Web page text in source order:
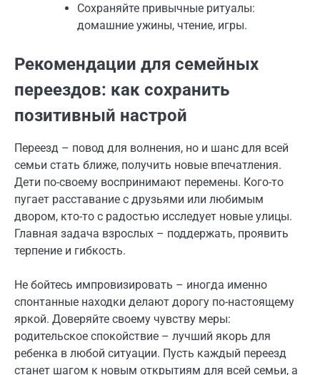
Сохраняйте привычные ритуалы:
домашние ужины, чтение, игры.
Рекомендации для семейных
переездов: как сохранить
позитивный настрой
Переезд – повод для волнения, но и шанс для всей
семьи стать ближе, получить новые впечатления.
Дети по-своему воспринимают перемены. Кого-то
пугает расставание с друзьями или любимым
двором, кто-то с радостью исследует новые улицы.
Главная задача взрослых – поддержать, проявить
терпение и гибкость.
Не бойтесь импровизировать – иногда именно
спонтанные находки делают дорогу по-настоящему
яркой. Доверяйте своему чувству меры:
родительское спокойствие – лучший якорь для
ребенка в любой ситуации. Пусть каждый переезд
станет шагом к новым открытиям для всей семьи, а